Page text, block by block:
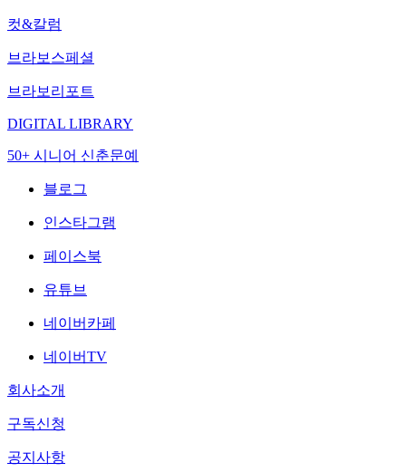
컷&칼럼
브라보스페셜
브라보리포트
DIGITAL LIBRARY
50+ 시니어 신춘문예
블로그
인스타그램
페이스북
유튜브
네이버카페
네이버TV
회사소개
구독신청
공지사항